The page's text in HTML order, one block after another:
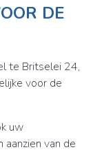
DE
te Britselei 24,
voor de
uw
van de